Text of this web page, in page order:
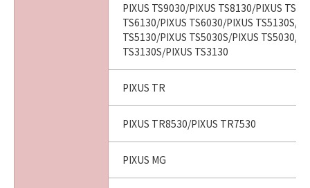
PIXUS TS9030/PIXUS TS8130/PIXUS
TS6130/PIXUS TS6030/PIXUS TS5130S/
TS5130/PIXUS TS5030S/PIXUS TS5030/
TS3130S/PIXUS TS3130
PIXUS TR
PIXUS TR8530/PIXUS TR7530
PIXUS MG